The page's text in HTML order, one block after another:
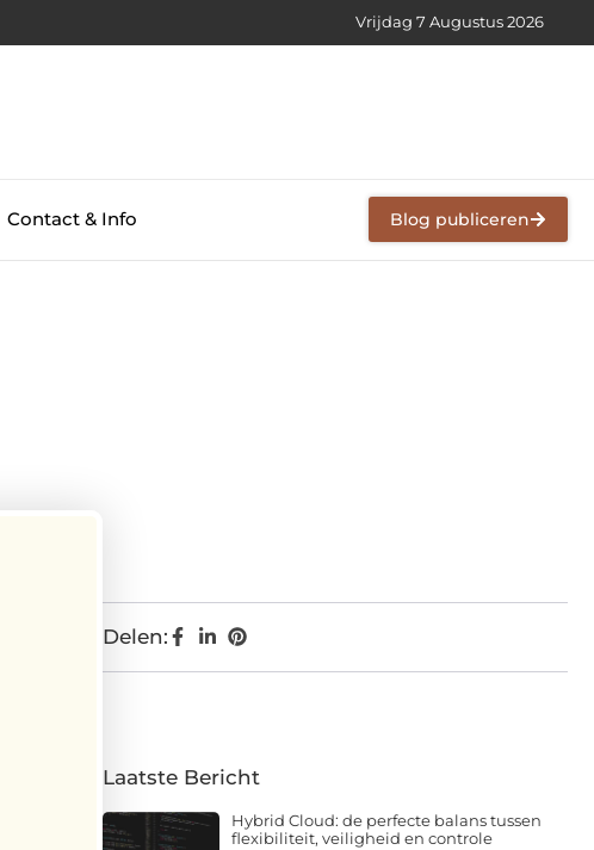
Vrijdag 7 Augustus 2026
Contact & Info Blog publiceren
Delen:
Laatste Bericht
Hybrid Cloud: de perfecte balans tussen
flexibiliteit, veiligheid en controle